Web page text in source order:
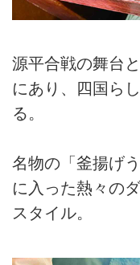
源平合戦の舞台
にあり、四国ら
る。
名物の「釜揚げ
に入った熱々の
スタイル。